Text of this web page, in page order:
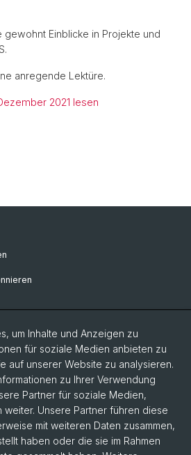
gewohnt Einblicke in Projekte und
anregende Lektüre.
2021 lesen
um Inhalte und Anzeigen zu
für soziale Medien anbieten zu
auf unserer Website zu analysieren.
zu Ihrer Verwendung
Partner für soziale Medien,
weiter. Unsere Partner führen diese
mit weiteren Daten zusammen,
haben oder die sie im Rahmen